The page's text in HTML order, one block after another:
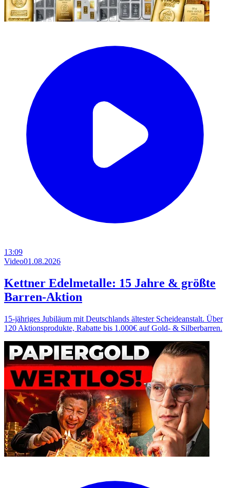
13:09
Video01.08.2026
Kettner Edelmetalle: 15 Jahre & größte
Barren-Aktion
15-jähriges Jubiläum mit Deutschlands ältester Scheideanstalt. Über
120 Aktionsprodukte, Rabatte bis 1.000€ auf Gold- & Silberbarren.